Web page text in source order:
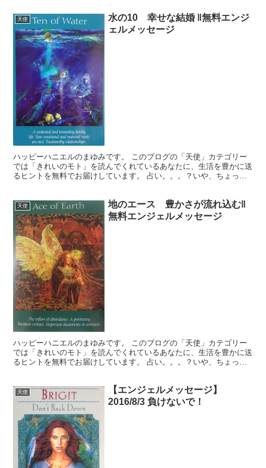
天使
水の10 幸せな結婚 ‖無料エンジ
ェルメッセージ
ハッピーハニエルのまゆみです。 このブログの「天使」カテゴリー
では「きれいのモト」を読んでくれているあなたに、生活を豊かに送
るヒントを無料でお届けしています。 占い。。。？いや、ちょっと
天使
地のエース 豊かさが流れ込む‖
無料エンジェルメッセージ
ハッピーハニエルのまゆみです。 このブログの「天使」カテゴリー
では「きれいのモト」を読んでくれているあなたに、生活を豊かに送
るヒントを無料でお届けしています。 占い。。。？いや、ちょっと
天使
【エンジェルメッセージ】
2016/8/3 負けないで！